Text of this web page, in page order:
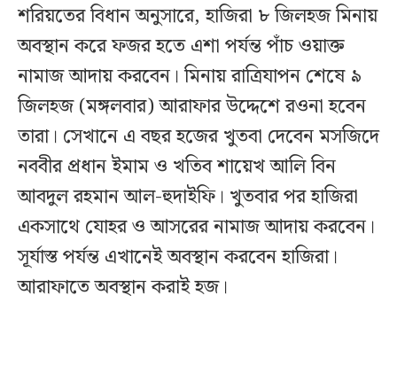
শরিয়তের বিধান অনুসারে, হাজিরা ৮ জিলহজ মিনায়
অবস্থান করে ফজর হতে এশা পর্যন্ত পাঁচ ওয়াক্ত
নামাজ আদায় করবেন। মিনায় রাত্রিযাপন শেষে ৯
জিলহজ (মঙ্গলবার) আরাফার উদ্দেশে রওনা হবেন
তারা। সেখানে এ বছর হজের খুতবা দেবেন মসজিদে
নববীর প্রধান ইমাম ও খতিব শায়েখ আলি বিন
আবদুল রহমান আল-হুদাইফি। খুতবার পর হাজিরা
একসাথে যোহর ও আসরের নামাজ আদায় করবেন।
সূর্যাস্ত পর্যন্ত এখানেই অবস্থান করবেন হাজিরা।
আরাফাতে অবস্থান করাই হজ।